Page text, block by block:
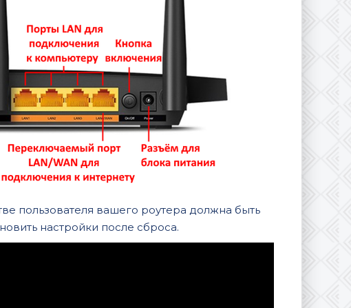
пользователя вашего роутера должна быть
настройки после сброса.